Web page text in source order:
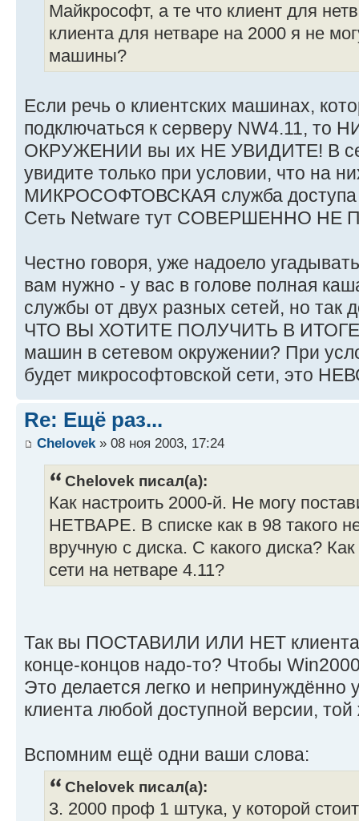
Майкрософт, а те что клиент для
клиента для нетваре на 2000 я не
машины?
Если речь о клиентских машинах,
подключаться к серверу NW4.11,
ОКРУЖЕНИИ вы их НЕ УВИДИТЕ! В
увидите только при условии, что на
МИКРОСОФТОВСКАЯ служба доступа
Сеть Netware тут СОВЕРШЕННО НЕ
Честно говоря, уже надоело
вам нужно - у вас в голове полная
службы от двух разных сетей, но так
ЧТО ВЫ ХОТИТЕ ПОЛУЧИТЬ В ИТОГЕ?
машин в сетевом окружении? При
будет микрософтовской сети, это
Re: Ещё раз...
Chelovek» 08 ноя 2003, 17:24
Chelovek писал(а):
Как настроить 2000-й. Не могу
НЕТВАРЕ. В списке как в 98 такого
вручную с диска. С какого диска?
сети на нетваре 4.11?
Так вы ПОСТАВИЛИ ИЛИ НЕТ клиента
конце-концов надо-то? Чтобы
Это делается легко и непринуждённо
клиента любой доступной версии,
Вспомним ещё одни ваши слова:
Chelovek писал(а):
3. 2000 проф 1 штука, у которой